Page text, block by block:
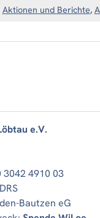
Aktionen und Berichte,
e.V.
3042 4910 03
Bautzen eG